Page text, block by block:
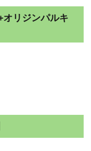
リジンパルキ